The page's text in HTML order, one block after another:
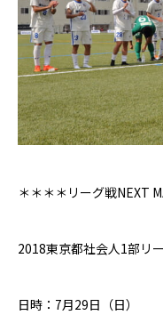
＊＊＊＊リーグ戦NEXT
2018東京都社会人1部リ
日時： 7月29日（日）